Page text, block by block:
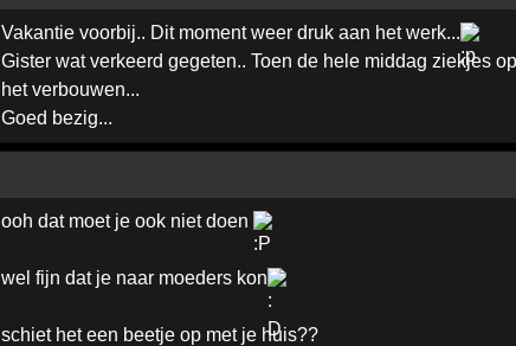
Vakantie voorbij.. Dit moment weer druk aan het werk...
Gister wat verkeerd gegeten.. Toen de hele middag ziekjes
het verbouwen...
Goed bezig...
ooh dat moet je ook niet doen
wel fijn dat je naar moeders kon
schiet het een beetje op met je huis??